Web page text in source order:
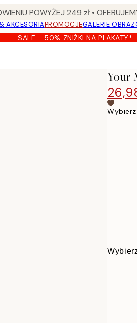
POWYŻEJ 249 zł •
AKCESORIAPROMOCJEGALERIE
SALE - 50% ZNIŻKI NA PLAKATY*
Your